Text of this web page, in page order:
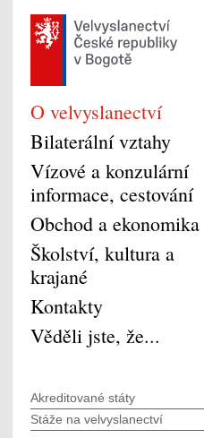
O velvyslanectví
Bilaterální vztahy
Vízové a konzulární
informace, cestování
Obchod a ekonomika
Školství, kultura a
krajané
Kontakty
Věděli jste, že...
Akreditované státy
Stáže na velvyslanectví